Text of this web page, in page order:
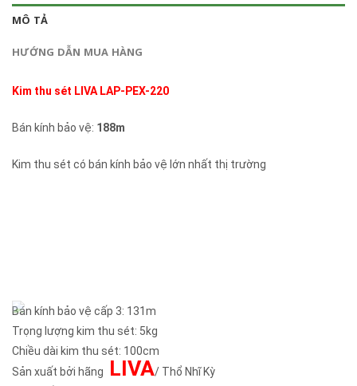
MÔ TẢ
HƯỚNG DẪN MUA HÀNG
Kim thu sét LIVA LAP-PEX-220
Bán kính bảo vệ: 188m
Kim thu sét có bán kính bảo vệ lớn nhất thị trường
Bán kính bảo vệ cấp 3: 131m
Trọng lượng kim thu sét: 5kg
Chiều dài kim thu sét: 100cm
Sản xuất bởi hãng
LIVA/ Thổ Nhĩ Kỳ